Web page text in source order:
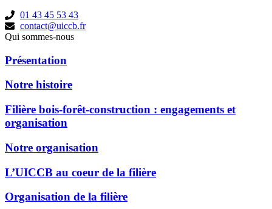
01 43 45 53 43
contact@uiccb.fr
Qui sommes-nous
Présentation
Notre histoire
Filière bois-forêt-construction : engagements et
organisation
Notre organisation
L’UICCB au coeur de la filière
Organisation de la filière